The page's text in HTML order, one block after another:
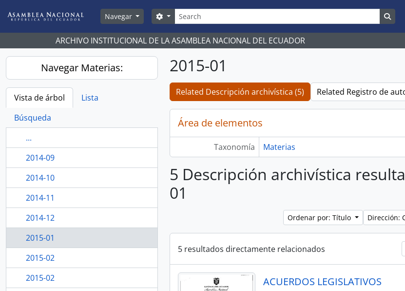
Navegar
Búsqueda
Search options
ARCHIVO INSTITUCIONAL DE LA ASAMBLEA NACIONAL DEL ECUADOR
Navegar Materias:
Vista de árbol
Lista
Búsqueda
...
2014-09
2014-10
2014-11
2014-12
2015-01
2015-02
2015-02
2015-01
Related Descripción archivística (5) Related Registro de
Área de elementos
Taxonomía Materias
5 Descripción archivística
01
Ordenar por: Título Dirección:
5 resultados directamente relacionados
ACUERDOS LEGISLATIVOS